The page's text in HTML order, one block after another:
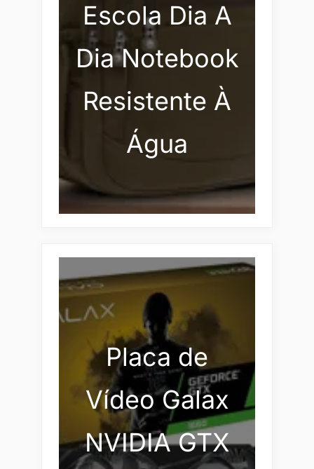
Escola Dia A
Dia Notebook
Resistente À
Água
Placa de
Vídeo Galax
NVIDIA GTX